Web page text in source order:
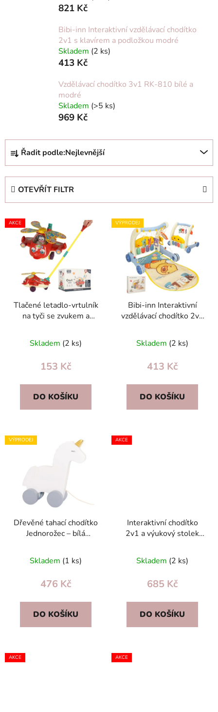
821 Kč
Bibi-inn Interaktivní vzdělávací chodítko
2v1 s klavírem a podložkou modré
Skladem (2 ks)
413 Kč
Vzdělávací chodítko 3v1 RK-810 bílé a
modré
Skladem (>5 ks)
969 Kč
Ř
z
p
Řadit podle:Nejlevnější
OTEVŘÍT FILTR
V
ý
AKCE
Tlačené letadlo-vrtulník
na tyči se zvukem a
batolata 3+, červené
Skladem (2 ks)
153 Kč
DO KOŠÍKU
VÝPRODEJ
Bibi-inn Interaktivní
vzdělávací chodítko 2v1
modré
Skladem (2 ks)
413 Kč
DO KOŠÍKU
VÝPRODEJ
Dřevěné tahací chodítko
Jednorožec – bílá
22×8×21 cm
Skladem (1 ks)
476 Kč
DO KOŠÍKU
AKCE
Interaktivní chodítko
2v1 a výukový stolek
klavírem
Skladem (2 ks)
685 Kč
DO KOŠÍKU
AKCE AKCE